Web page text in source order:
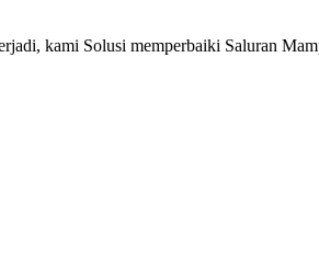
kami Solusi memperbaiki Saluran